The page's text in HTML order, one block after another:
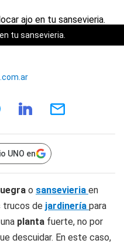
tu sansevieria.
UNO en
o sansevieria en
trucos de jardinería para
planta fuerte, no por
descuidar. En este caso,